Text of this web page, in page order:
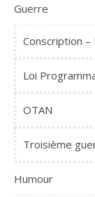
Guerre
Conscription –
Loi
OTAN
Troisième
Humour